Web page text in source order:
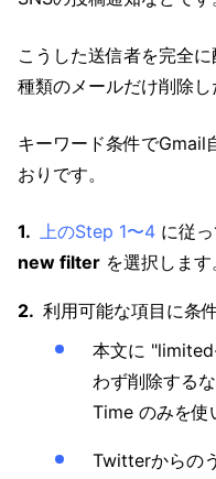
こうした送信者を完全
種類のメールだけ削除し
キーワード条件でGmail
おりです。
上のStep 1〜4 に従
new filter を選択します
利用可能な項目に条
本文に
わず削除するな
Time のみを使
Twitterからの